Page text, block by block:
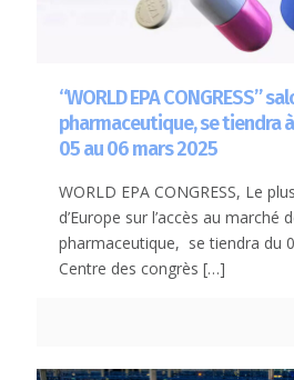
“WORLD EPA CONGRESS”
pharmaceutique, se tiendra
05 au 06 mars 2025
WORLD EPA CONGRESS, Le
d’Europe sur l’accès au marché
pharmaceutique, se tiendra du
Centre des congrès […]